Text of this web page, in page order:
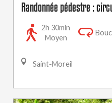
Randonnée pédestre :
2h 30min
Moyen
Saint-Moreil